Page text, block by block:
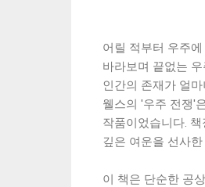
어릴 적부터 우주
바라보며 끝없는
인간의 존재가 얼
웰스의 '우주 전쟁'
작품이었습니다.
깊은 여운을 선사
이 책은 단순한 공